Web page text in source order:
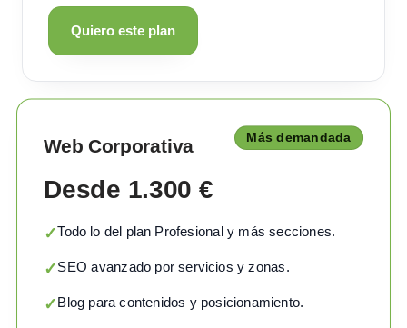
Quiero este plan
Web Corporativa Más demandada
Desde 1.300 €
✓Todo lo del plan Profesional y más secciones.
✓SEO avanzado por servicios y zonas.
✓Blog para contenidos y posicionamiento.